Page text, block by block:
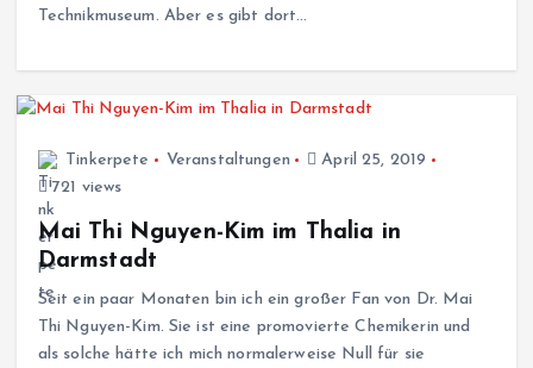
Technikmuseum. Aber es gibt dort…
Tinkerpete Veranstaltungen
April 25, 2019
721 views
Mai Thi Nguyen-Kim im Thalia in
Darmstadt
Seit ein paar Monaten bin ich ein großer Fan von Dr. Mai
Thi Nguyen-Kim. Sie ist eine promovierte Chemikerin und
als solche hätte ich mich normalerweise Null für sie